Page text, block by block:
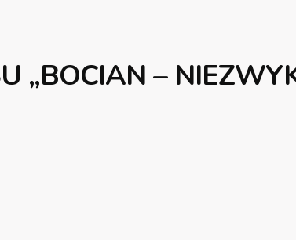
„BOCIAN –